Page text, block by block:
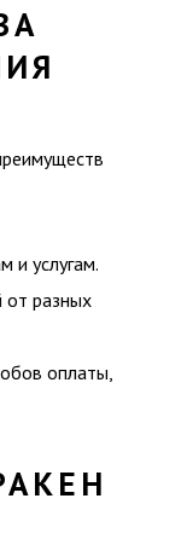
и услугам.
от разных
оплаты,